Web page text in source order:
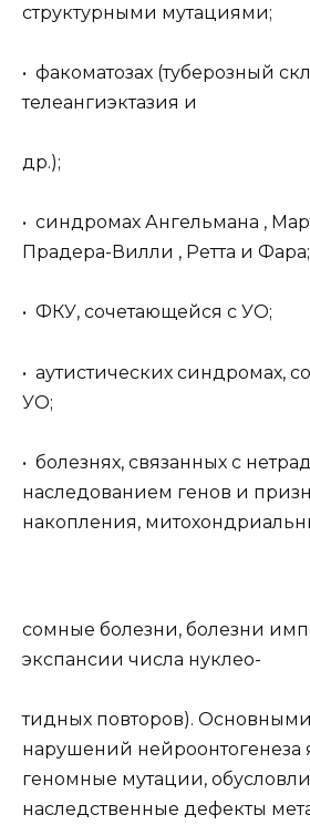
структурными мутациями;
• факоматозах (туберозный
телеангиэктазия и
др.);
• синдромах Ангельмана ,
Прадера-Вилли , Ретта и Фара;
• ФКУ, сочетающейся с УО;
• аутистических синдромах,
УО;
• болезнях, связанных с
наследованием генов и
накопления,
сомные болезни, болезни
экспансии числа нуклео-
тидных повторов).
нарушений нейроонтогенеза
геномные мутации,
наследственные дефекты